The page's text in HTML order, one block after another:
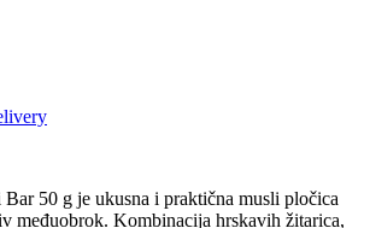
50 g je ukusna i praktična musli pločica
međuobrok. Kombinacija hrskavih žitarica,